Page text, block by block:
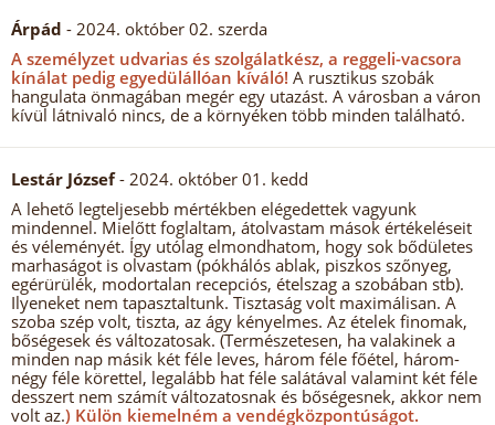
Árpád - 2024. október 02. szerda
A személyzet udvarias és szolgálatkész, a reggeli-vacsora
kínálat pedig egyedülállóan kíváló! A rusztikus szobák
hangulata önmagában megér egy utazást. A városban a váron
kívül látnivaló nincs, de a környéken több minden található.
Lestár József- 2024. október 01. kedd
A lehető legteljesebb mértékben elégedettek vagyunk
mindennel. Mielőtt foglaltam, átolvastam mások értékeléseit
és véleményét. Így utólag elmondhatom, hogy sok bődületes
marhaságot is olvastam (pókhálós ablak, piszkos szőnyeg,
egérürülék, modortalan recepciós, ételszag a szobában stb).
Ilyeneket nem tapasztaltunk. Tisztaság volt maximálisan. A
szoba szép volt, tiszta, az ágy kényelmes. Az ételek finomak,
bőségesek és változatosak. (Természetesen, ha valakinek a
minden nap másik két féle leves, három féle főétel, három-
négy féle körettel, legalább hat féle salátával valamint két féle
desszert nem számít változatosnak és bőségesnek, akkor nem
volt az.) Külön kiemelném a vendégközpontúságot.